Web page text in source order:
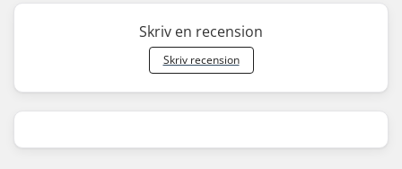
Skriv en recension
Skriv recension